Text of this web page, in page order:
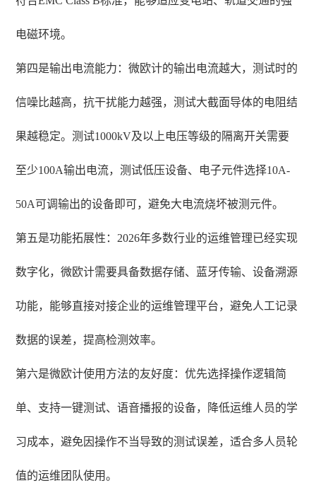
电磁环境。
第四是输出电流能力：微欧计的输出电流越大，测试时的
信噪比越高，抗干扰能力越强，测试大截面导体的电阻结
果越稳定。测试1000kV及以上电压等级的隔离开关需要
至少100A输出电流，测试低压设备、电子元件选择10A-
50A可调输出的设备即可，避免大电流烧坏被测元件。
第五是功能拓展性：2026年多数行业的运维管理已经实现
数字化，微欧计需要具备数据存储、蓝牙传输、设备溯源
功能，能够直接对接企业的运维管理平台，避免人工记录
数据的误差，提高检测效率。
第六是微欧计使用方法的友好度：优先选择操作逻辑简
单、支持一键测试、语音播报的设备，降低运维人员的学
习成本，避免因操作不当导致的测试误差，适合多人员轮
值的运维团队使用。